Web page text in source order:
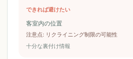
できれば避けたい
客室内の位置
注意点: リクライニング制限の可能性
十分な裏付け情報